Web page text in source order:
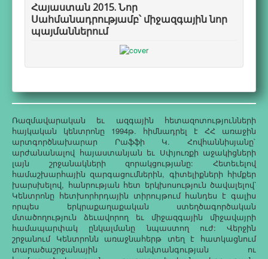
Հայաստան 2015. Նոր
Սահմանադրությամբ՝ միջազգային նոր
պայմաններում
Ռազմավարական եւ ազգային հետազոտությունների
հայկական կենտրոնը 1994թ. հիմնադրել է ՀՀ առաջին
արտգործնախարար Րաֆֆի Կ. Հովհաննիսյանը`
արժանանալով հայաստանյան եւ Սփյուռքի աջակիցների
լայն շրջանակների զորակցությանը: Հետեւելով
համաշխարհային զարգացումներին, գիտելիքների հիմքեր
խարսխելով, հանրության հետ երկխոսություն ծավալելով՝
Կենտրոնը հետխորհրդային տիրույթում հանդես է գալիս
որպես երկրաքաղաքական ստեղծագործական
մտածողություն ձեւավորող եւ միջազգային միջավայրի
համապարփակ ընկալմանը նպաստող ուժ: Վերջին
շրջանում Կենտրոնն առաջնահերթ տեղ է հատկացնում
տարածաշրջանային անվտանգության ու